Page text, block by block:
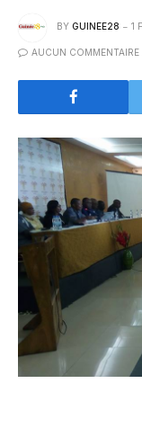
BY GUINEE28 1
AUCUN COMMENTAIRE